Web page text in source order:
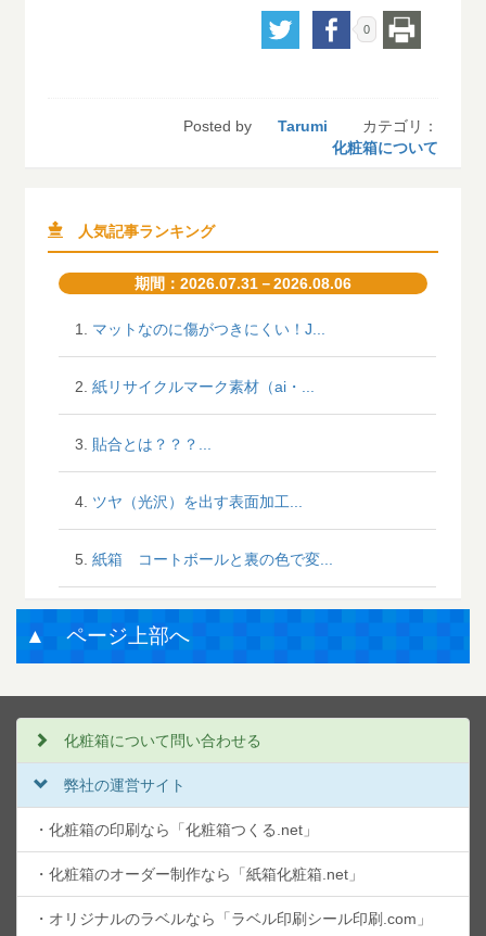
0
Posted by Tarumi
カテゴリ
化粧箱について
人気記事ランキング
期間：2026.07.31－2026.08.06
マットなのに傷がつきにくい！J...
紙リサイクルマーク素材（ai・...
貼合とは？？？...
ツヤ（光沢）を出す表面加工...
紙箱 コートボールと裏の色で変...
▲ ページ上部へ
化粧箱について問い合わせる
弊社の運営サイト
・化粧箱の印刷なら「化粧箱つくる.net」
・化粧箱のオーダー制作なら「紙箱化粧箱.net」
・オリジナルのラベルなら「ラベル印刷シール印刷.com」